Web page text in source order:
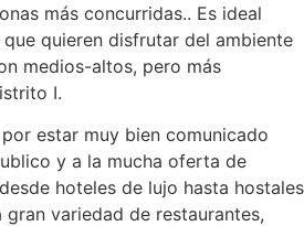
más concurridas.. Es ideal
quieren disfrutar del ambiente
medios-altos, pero más
I.
estar muy bien comunicado
y a la mucha oferta de
hoteles de lujo hasta hostales
variedad de restaurantes,